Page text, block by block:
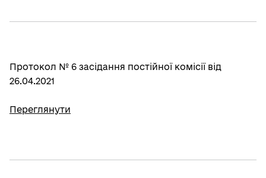
Протокол № 6 засідання постійної комісії від
26.04.2021
Переглянути